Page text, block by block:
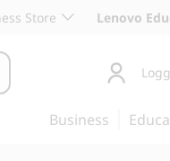
Store Lenovo
Business